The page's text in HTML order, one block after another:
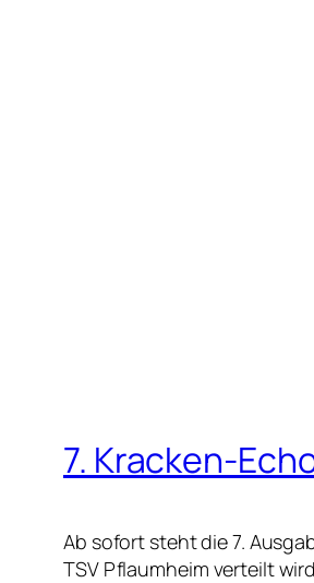
7. Kracken-
Ab sofort steht die 7.
TSV Pflaumheim verteilt